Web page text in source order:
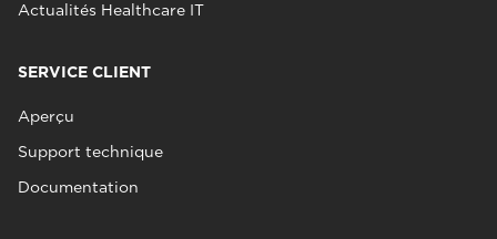
Actualités Healthcare IT
SERVICE CLIENT
Aperçu
Support technique
Documentation